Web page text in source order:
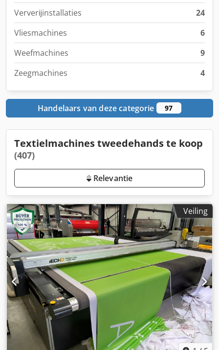
Ververĳinstallaties
24
Vliesmachines
6
Weefmachines
9
Zeegmachines
4
Handelaars van deze categorie 97
Textielmachines tweedehands te koop
(407)
Relevantie
Veiling